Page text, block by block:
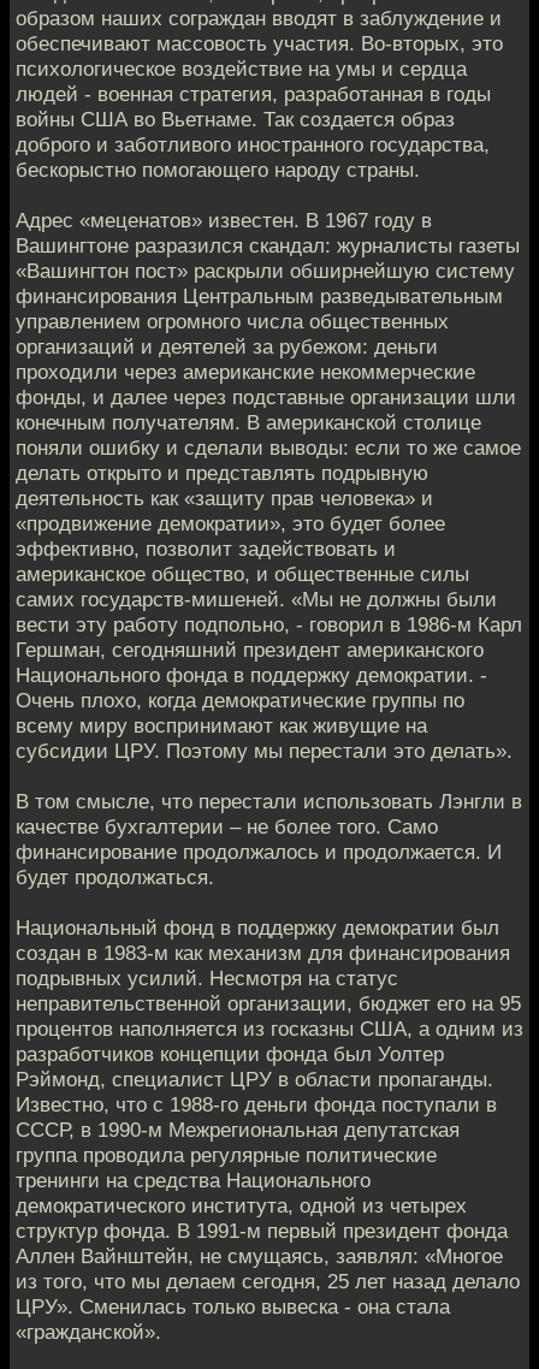
образом наших сограждан вводят в заблуждение и
обеспечивают массовость участия. Во-вторых, это
психологическое воздействие на умы и сердца
людей - военная стратегия, разработанная в годы
войны США во Вьетнаме. Так создается образ
доброго и заботливого иностранного государства,
бескорыстно помогающего народу страны.
Адрес «меценатов» известен. В 1967 году в
Вашингтоне разразился скандал: журналисты газеты
«Вашингтон пост» раскрыли обширнейшую систему
финансирования Центральным разведывательным
управлением огромного числа общественных
организаций и деятелей за рубежом: деньги
проходили через американские некоммерческие
фонды, и далее через подставные организации шли
конечным получателям. В американской столице
поняли ошибку и сделали выводы: если то же самое
делать открыто и представлять подрывную
деятельность как «защиту прав человека» и
«продвижение демократии», это будет более
эффективно, позволит задействовать и
американское общество, и общественные силы
самих государств-мишеней. «Мы не должны были
вести эту работу подпольно, - говорил в 1986-м Карл
Гершман, сегодняшний президент американского
Национального фонда в поддержку демократии. -
Очень плохо, когда демократические группы по
всему миру воспринимают как живущие на
субсидии ЦРУ. Поэтому мы перестали это делать».
В том смысле, что перестали использовать Лэнгли в
качестве бухгалтерии – не более того. Само
финансирование продолжалось и продолжается. И
будет продолжаться.
Национальный фонд в поддержку демократии был
создан в 1983-м как механизм для финансирования
подрывных усилий. Несмотря на статус
неправительственной организации, бюджет его на 95
процентов наполняется из госказны США, а одним из
разработчиков концепции фонда был Уолтер
Рэймонд, специалист ЦРУ в области пропаганды.
Известно, что с 1988-го деньги фонда поступали в
СССР, в 1990-м Межрегиональная депутатская
группа проводила регулярные политические
тренинги на средства Национального
демократического института, одной из четырех
структур фонда. В 1991-м первый президент фонда
Аллен Вайнштейн, не смущаясь, заявлял: «Многое
из того, что мы делаем сегодня, 25 лет назад делало
ЦРУ». Сменилась только вывеска - она стала
«гражданской».